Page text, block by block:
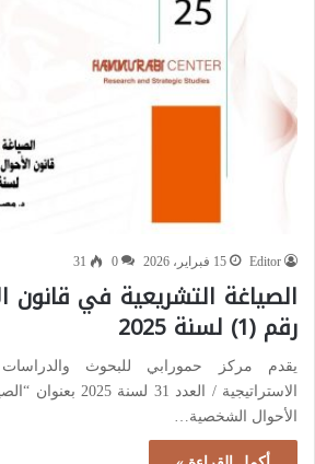
Editor 15 فبراير، 2026 0
31
الصياغة التشريعية في قانون
رقم (1) لسنة 2025
يقدم مركز حمورابي للبحوث والدراسات
الاستراتيجية / العدد
الأحوال الشخصية…